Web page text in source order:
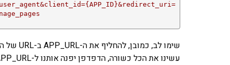
עשינו את הכל כשורה, הדפדפן יפנה אותנו ל-APP_URL עם פרמטר GET ב-URL ששמו הוא access_token.